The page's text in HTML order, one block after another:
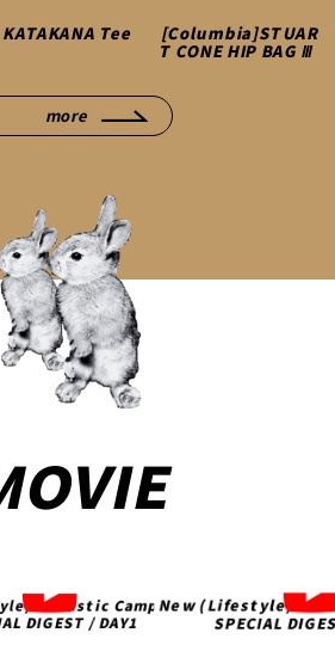
KATAKANA Tee [Columbia]STUAR
T CONE HIP BAG Ⅲ
more
Acoustic Camp 2020
DIGEST / DAY2
【必見】10-FEET
の本音トーク ニュ
大作戦/コロナ禍の